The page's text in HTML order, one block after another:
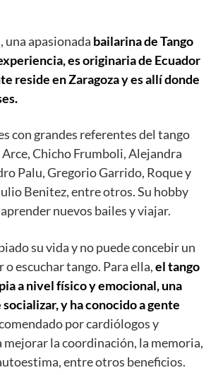
una apasionada bailarina de Tango
es originaria de Ecuador
reside en Zaragoza y es allí donde
con grandes referentes del tango
Chicho Frumboli, Alejandra
Palu, Gregorio Garrido, Roque y
Benitez, entre otros. Su hobby
nuevos bailes y viajar.
su vida y no puede concebir un
o escuchar tango. Para ella,el tango
a nivel físico y emocional, una
y ha conocido a gente
por cardiólogos y
mejorar la coordinación, la memoria,
entre otros beneficios.